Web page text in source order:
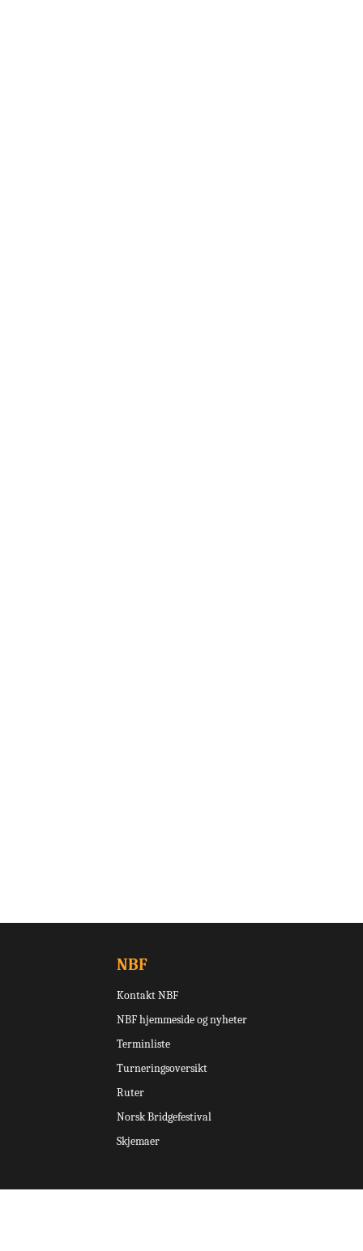
NBF
Kontakt NBF
NBF hjemmeside og nyheter
Terminliste
Turneringsoversikt
Ruter
Norsk Bridgefestival
Skjemaer